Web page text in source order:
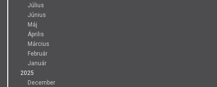
Július
Június
Máj
Április
Március
Február
Január
2025
December